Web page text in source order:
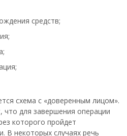
средств;
схема с «доверенным лицом».
для завершения операции
которого пройдет
В некоторых случаях речь